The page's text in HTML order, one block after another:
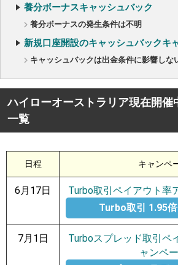
養分ボーナスキャッシュバック
養分ボーナスの発生条件は不明
新規口座開設のキャッシュバックキ
キャッシュバックは出金条件に影響しな
ハイローオーストラリア現在開催
一覧
日程 キャンペ
6月17日
Turbo取引ペイアウト率
Turbo取引 1.95
7月1日
Turboスプレッド取引ペ
ャンペ